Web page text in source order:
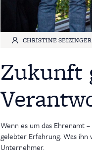
CHRISTINE SEIZINGER
Zukunft
Wenn es um das Ehrenamt
gelebter Erfahrung. Was ihn
Unternehmer.